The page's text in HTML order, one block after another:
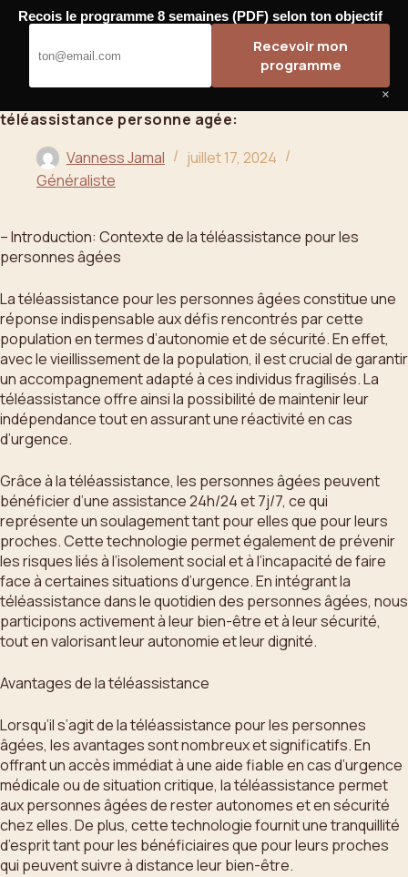
Passer
contenu
Bahoo
téléassistance personne agée:
Vanness Jamal
juillet 17, 2024
Généraliste
– Introduction: Contexte de la téléassistance pour les
personnes âgées
La téléassistance pour les personnes âgées constitue une
réponse indispensable aux défis rencontrés par cette
population en termes d’autonomie et de sécurité. En effet,
avec le vieillissement de la population, il est crucial de garantir
un accompagnement adapté à ces individus fragilisés. La
téléassistance offre ainsi la possibilité de maintenir leur
indépendance tout en assurant une réactivité en cas
d’urgence.
Grâce à la téléassistance, les personnes âgées peuvent
bénéficier d’une assistance 24h/24 et 7j/7, ce qui
représente un soulagement tant pour elles que pour leurs
proches. Cette technologie permet également de prévenir
les risques liés à l’isolement social et à l’incapacité de faire
face à certaines situations d’urgence. En intégrant la
téléassistance dans le quotidien des personnes âgées, nous
participons activement à leur bien-être et à leur sécurité,
tout en valorisant leur autonomie et leur dignité.
Avantages de la téléassistance
Lorsqu’il s’agit de la téléassistance pour les personnes
âgées, les avantages sont nombreux et significatifs. En
offrant un accès immédiat à une aide fiable en cas d’urgence
médicale ou de situation critique, la téléassistance permet
aux personnes âgées de rester autonomes et en sécurité
chez elles. De plus, cette technologie fournit une tranquillité
d’esprit tant pour les bénéficiaires que pour leurs proches
qui peuvent suivre à distance leur bien-être.
Recois le programme 8 semaines (PDF) selon ton objectif
Recevoir mon
programme
×